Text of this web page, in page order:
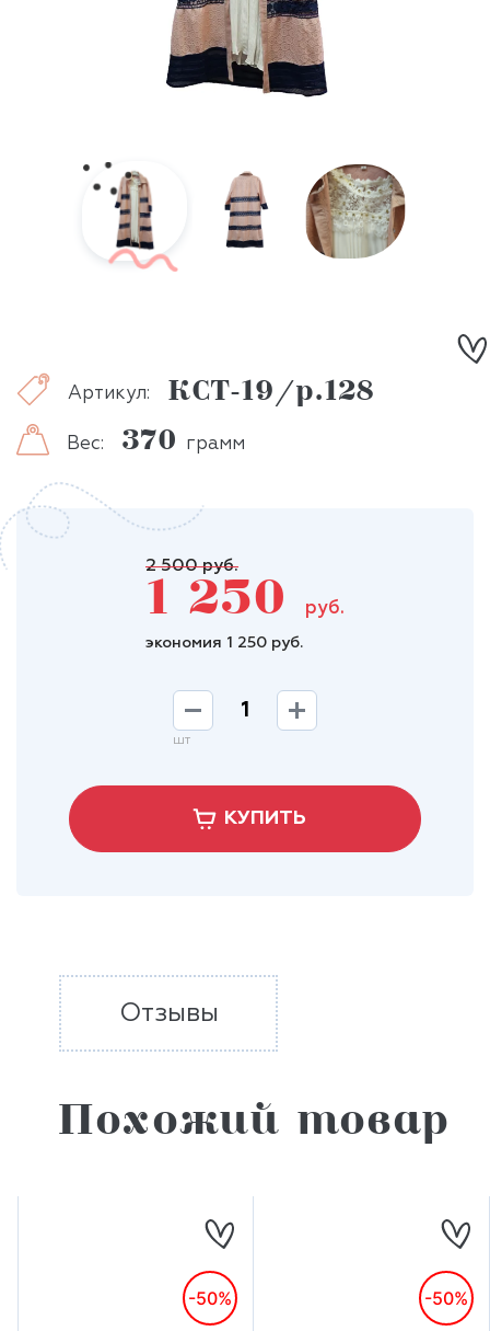
Артикул: КСТ-19/р.128
Вес: 370 грамм
2 500 руб.
1 250 руб.
экономия 1 250 руб.
шт
КУПИТЬ
Отзывы
Похожий товар
-50% -50%